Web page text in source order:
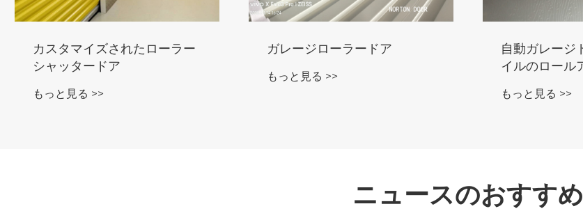
ガレージローラードア
もっと見る >>
自動ガレージドアヴィラスタ
PVC高速ドア
ニュースのおすすめ